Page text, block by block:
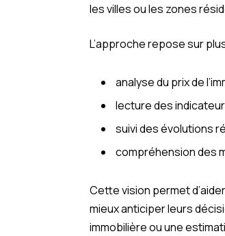
les villes ou les zones
L’approche repose sur
analyse du prix de
lecture des
suivi des évolutions
compréhension des
Cette vision permet
mieux anticiper leurs
immobilière ou une